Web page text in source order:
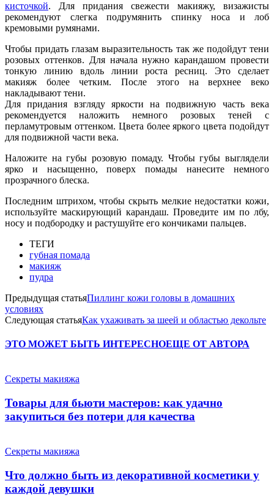
кисточкой. Для придания свежести макияжу, визажисты
рекомендуют слегка подрумянить спинку носа и лоб
кремовыми румянами.
Чтобы придать глазам выразительность так же подойдут тени
розовых оттенков. Для начала нужно карандашом провести
тонкую линию вдоль линии роста ресниц. Это сделает
макияж более четким. После этого на верхнее веко
накладывают тени.
Для придания взгляду яркости на подвижную часть века
рекомендуется наложить немного розовых теней с
перламутровым оттенком. Цвета более яркого цвета подойдут
для подвижной части века.
Наложите на губы розовую помаду. Чтобы губы выглядели
ярко и насыщенно, поверх помады нанесите немного
прозрачного блеска.
Последним штрихом, чтобы скрыть мелкие недостатки кожи,
используйте маскирующий карандаш. Проведите им по лбу,
носу и подбородку и растушуйте его кончиками пальцев.
ТЕГИ
губная помада
макияж
пудра
Предыдущая статьяПиллинг кожи головы в домашних
условиях
Следующая статьяКак ухаживать за шеей и областью декольте
ЭТО МОЖЕТ БЫТЬ ИНТЕРЕСНОЕЩЕ ОТ АВТОРА
Секреты макияжа
Товары для бьюти мастеров: как удачно
закупиться без потери для качества
Секреты макияжа
Что должно быть из декоративной косметики у
каждой девушки